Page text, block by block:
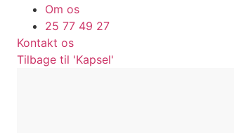
Om os
25 77 49 27
Kontakt os
Tilbage til 'Kapsel'